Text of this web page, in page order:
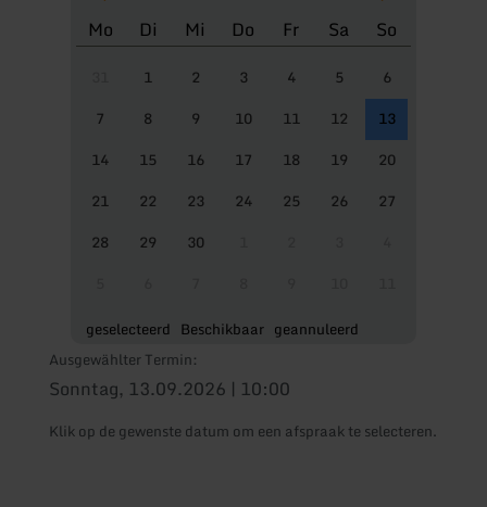
Mo Di Mi Do Fr Sa So
1 2 3 4 5
6
7
8 9 10 11 12
13
14
15 16 17 18 19
20
21
22 23 24 25 26
27
28
29 30
geselecteerd Beschikbaar geannuleerd
Ausgewählter Termin:
Sonntag, 13.09.2026 | 10:00
Klik op de gewenste datum om een afspraak te selecteren.